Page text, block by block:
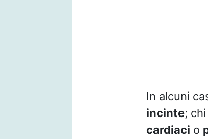
In alcuni
incinte;
cardiaci o